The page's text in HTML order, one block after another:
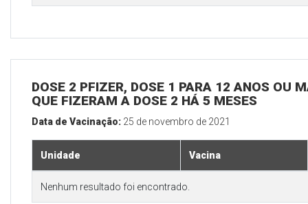
DOSE 2 PFIZER, DOSE 1 PARA 12 ANOS OU
QUE FIZERAM A DOSE 2 HÁ 5 MESES
Data de Vacinação: 25 de novembro de 2021
Unidade Vacina
Nenhum resultado foi encontrado.